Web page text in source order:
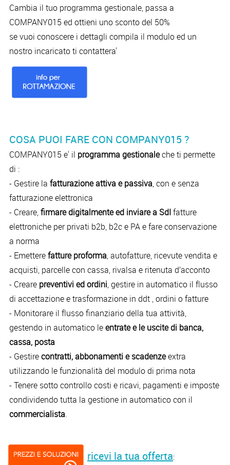
Cambia il tuo programma gestionale, passa a
COMPANY015 ed ottieni uno sconto del 50%
se vuoi conoscere i dettagli compila il modulo ed un
nostro incaricato ti contattera'
COSA PUOI FARE CON COMPANY015 ?
COMPANY015 e' il programma gestionaleche ti permette
di :
- Gestire la fatturazione attiva e passiva, con e senza
fatturazione elettronica
- Creare,firmare digitalmente ed inviare a SdIfatture
elettroniche per privati b2b, b2c e PA e fare conservazione
a norma
- Emetterefatture proforma, autofatture, ricevute vendita e
acquisti, parcelle con cassa, rivalsa e ritenuta d’acconto
- Creare preventivi ed ordini, gestire in automatico il flusso
di accettazione e trasformazione in ddt , ordini o fatture
- Monitorare il flusso finanziario della tua attività,
gestendo in automatico leentrate e le uscite di banca,
cassa, posta
- Gestirecontratti, abbonamenti e scadenzeextra
utilizzando le funzionalità del modulo di prima nota
- Tenere sotto controllo costi e ricavi, pagamenti e imposte
condividendo tutta la gestione in automatico con il
commercialista.
ricevi la tua offerta: